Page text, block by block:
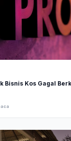
Bisnis Kos Gagal